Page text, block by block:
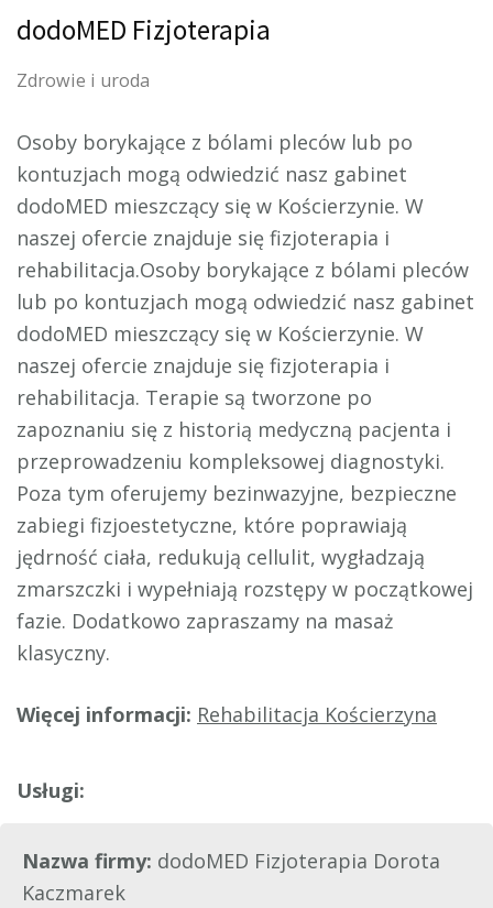
dodoMED Fizjoterapia
Zdrowie i uroda
Osoby borykające z bólami pleców lub po
kontuzjach mogą odwiedzić nasz gabinet
dodoMED mieszczący się w Kościerzynie. W
naszej ofercie znajduje się fizjoterapia i
rehabilitacja.Osoby borykające z bólami pleców
lub po kontuzjach mogą odwiedzić nasz gabinet
dodoMED mieszczący się w Kościerzynie. W
naszej ofercie znajduje się fizjoterapia i
rehabilitacja. Terapie są tworzone po
zapoznaniu się z historią medyczną pacjenta i
przeprowadzeniu kompleksowej diagnostyki.
Poza tym oferujemy bezinwazyjne, bezpieczne
zabiegi fizjoestetyczne, które poprawiają
jędrność ciała, redukują cellulit, wygładzają
zmarszczki i wypełniają rozstępy w początkowej
fazie. Dodatkowo zapraszamy na masaż
klasyczny.
Więcej informacji: Rehabilitacja Kościerzyna
Nazwa firmy: dodoMED Fizjoterapia Dorota
Kaczmarek